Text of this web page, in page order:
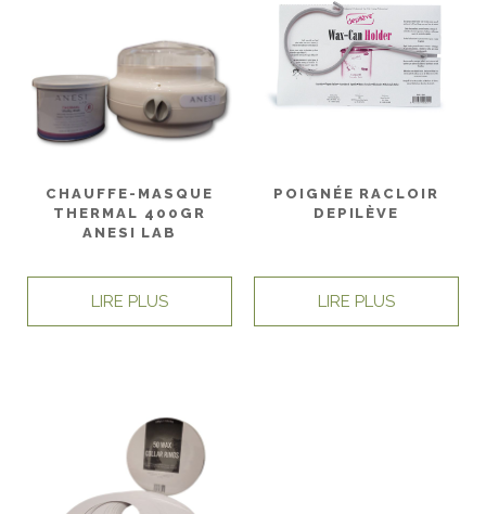
CHAUFFE-MASQUE
THERMAL 400GR
ANESI LAB
LIRE PLUS
POIGNÉE RACLOIR
DEPILÈVE
LIRE PLUS